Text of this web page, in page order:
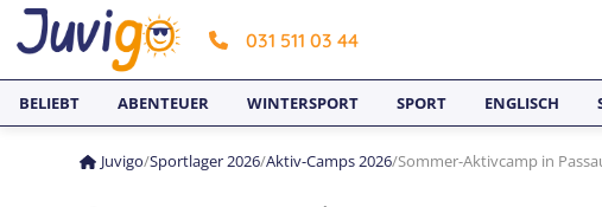
031 511 03 44
BELIEBT ABENTEUER WINTERSPORT SPORT ENGLISCH
Juvigo/Sportlager 2026/Aktiv-Camps 2026/Sommer-Aktivcamp in